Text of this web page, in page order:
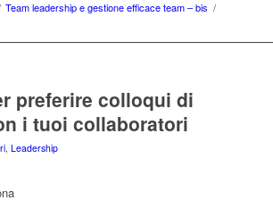
Team leadership e gestione efficace team – bis /
preferire colloqui di
i tuoi collaboratori
, Leadership